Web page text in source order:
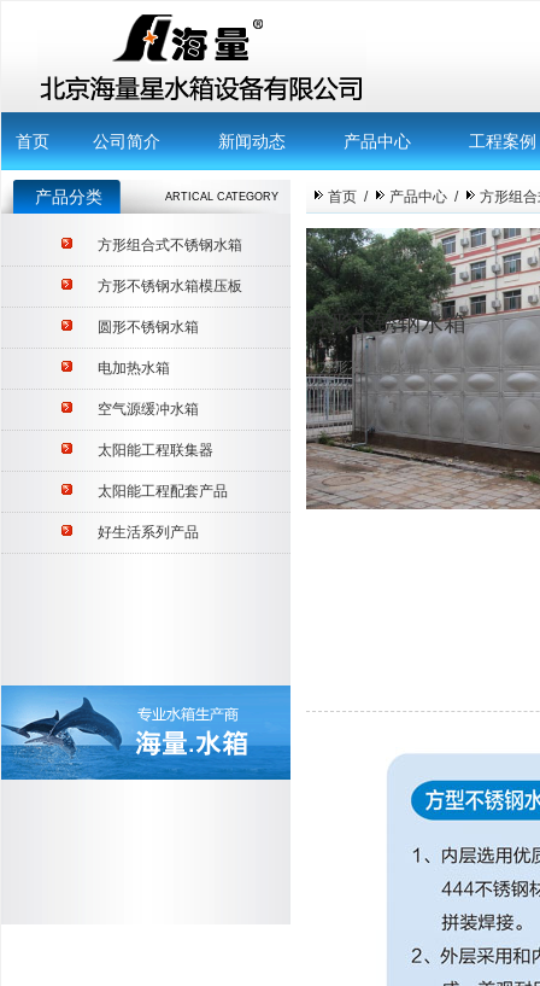
首页 公司简介 新闻动态 产品中心 工程案例
产品分类 ARTICAL CATEGORY
方形组合式不锈钢水箱
方形不锈钢水箱模压板
圆形不锈钢水箱
电加热水箱
空气源缓冲水箱
太阳能工程联集器
太阳能工程配套产品
好生活系列产品
首页 / 产品中心 / 方形组
方形不锈钢水箱
方形不锈钢水箱